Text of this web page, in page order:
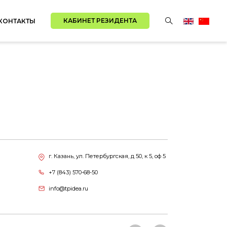
КАБИНЕТ РЕЗИДЕНТА
г. Казань, ул. Петербургская, д 50, к 5, оф 5
+7 (843) 570-68-50
info@tpidea.ru